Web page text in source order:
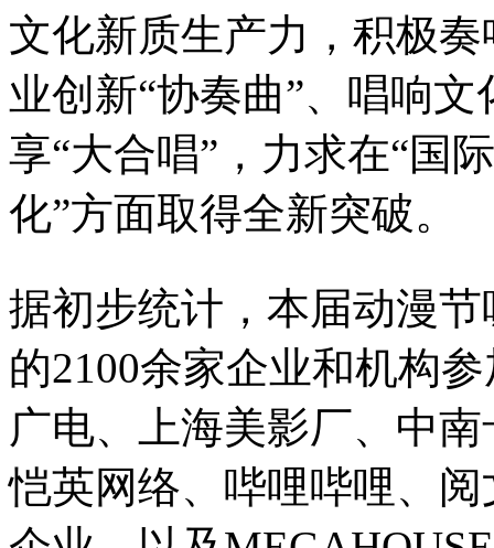
文化新质生产力，积极
业创新“协奏曲”、唱响
享“大合唱”，力求在“国
化”方面取得全新突破。
据初步统计，本届动漫
的2100余家企业和机构
广电、上海美影厂、中
恺英网络、哔哩哔哩、